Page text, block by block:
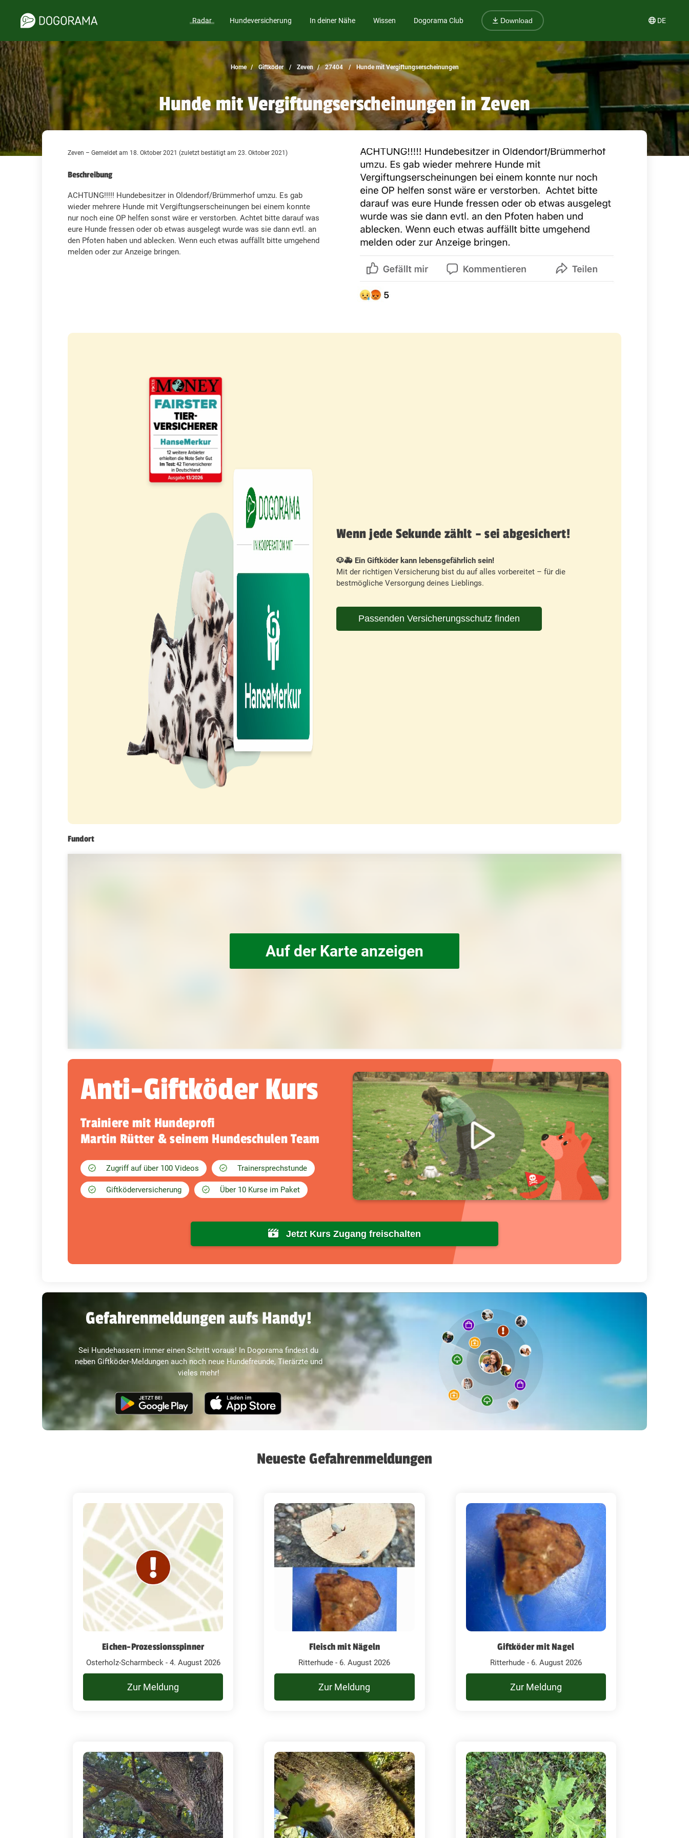
Radar Hundeversicherung In deiner Nähe Wissen Dogorama Club Download DE
Home Giftköder Zeven 27404 Hunde mit Vergiftungserscheinungen
Hunde mit Vergiftungserscheinungen in Zeven
Zeven – Gemeldet am 18. Oktober 2021 (zuletzt bestätigt am 23. Oktober 2021)
Beschreibung
ACHTUNG!!!!! Hundebesitzer in Oldendorf/Brümmerhof umzu. Es gab
wieder mehrere Hunde mit Vergiftungserscheinungen bei einem konnte
nur noch eine OP helfen sonst wäre er verstorben. Achtet bitte darauf was
eure Hunde fressen oder ob etwas ausgelegt wurde was sie dann evtl. an
den Pfoten haben und ablecken. Wenn euch etwas auffällt bitte umgehend
melden oder zur Anzeige bringen.
Wenn jede Sekunde zählt – sei abgesichert!
🐶🚑 Ein Giftköder kann lebensgefährlich sein!
Mit der richtigen Versicherung bist du auf alles vorbereitet – für die
bestmögliche Versorgung deines Lieblings.
Passenden Versicherungsschutz finden
Fundort
Auf der Karte anzeigen
Anti-Giftköder Kurs
Trainiere mit Hundeprofi
Martin Rütter & seinem Hundeschulen Team
Zugriff auf über 100 Videos Trainersprechstunde
Giftköderversicherung Über 10 Kurse im Paket
Jetzt Kurs Zugang freischalten
Gefahrenmeldungen aufs Handy!
Sei Hundehassern immer einen Schritt voraus! In Dogorama findest du
neben Giftköder-Meldungen auch noch neue Hundefreunde, Tierärzte und
vieles mehr!
Neueste Gefahrenmeldungen
Eichen-Prozessionsspinner
Osterholz-Scharmbeck - 4. August 2026
Zur Meldung
Fleisch mit Nägeln
Ritterhude - 6. August 2026
Zur Meldung
Giftköder mit Nagel
Ritterhude - 6. August 2026
Zur Meldung